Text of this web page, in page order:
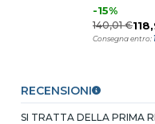
-15%
140,01 €
Consegna entro:
RECENSIONI
SI TRATTA DELLA PRIMA